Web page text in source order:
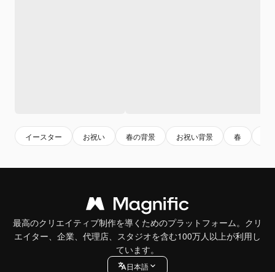
イースター お祝い 春の背景 お祝い背景 春
最高のクリエイティブ制作を導くためのプラットフォーム。クリ
エイター、企業、代理店、スタジオを含む100万人以上が利用し
ています。
日本語